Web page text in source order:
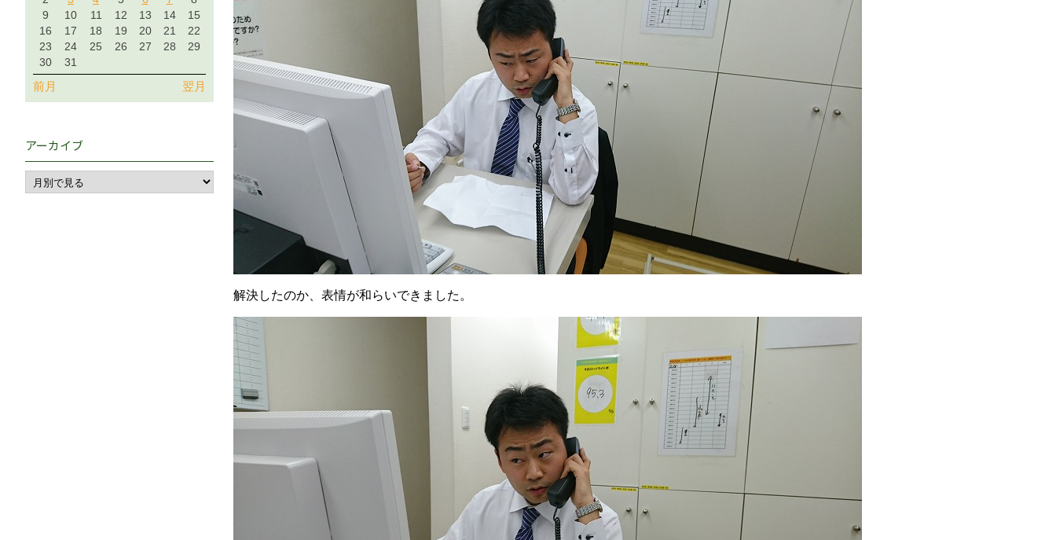
解決したのか、表情が和らいできました。
9
10 11 12 13 14
15
16
17 18 19 20 21
22
23
24 25 26 27 28
29
30
31
前月 翌月
アーカイブ